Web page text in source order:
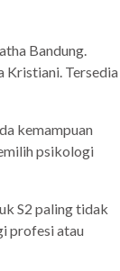
Bandung.
Kristiani. Tersedia
kemampuan
psikologi
S2 paling tidak
profesi atau